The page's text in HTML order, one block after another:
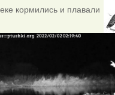
кормились и плавали